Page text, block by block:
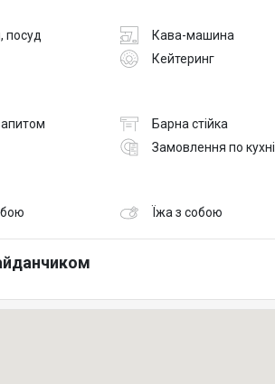
посуд Кава-машина
Кейтеринг
Барна стійка
Замовлення по кухні
Їжа з собою